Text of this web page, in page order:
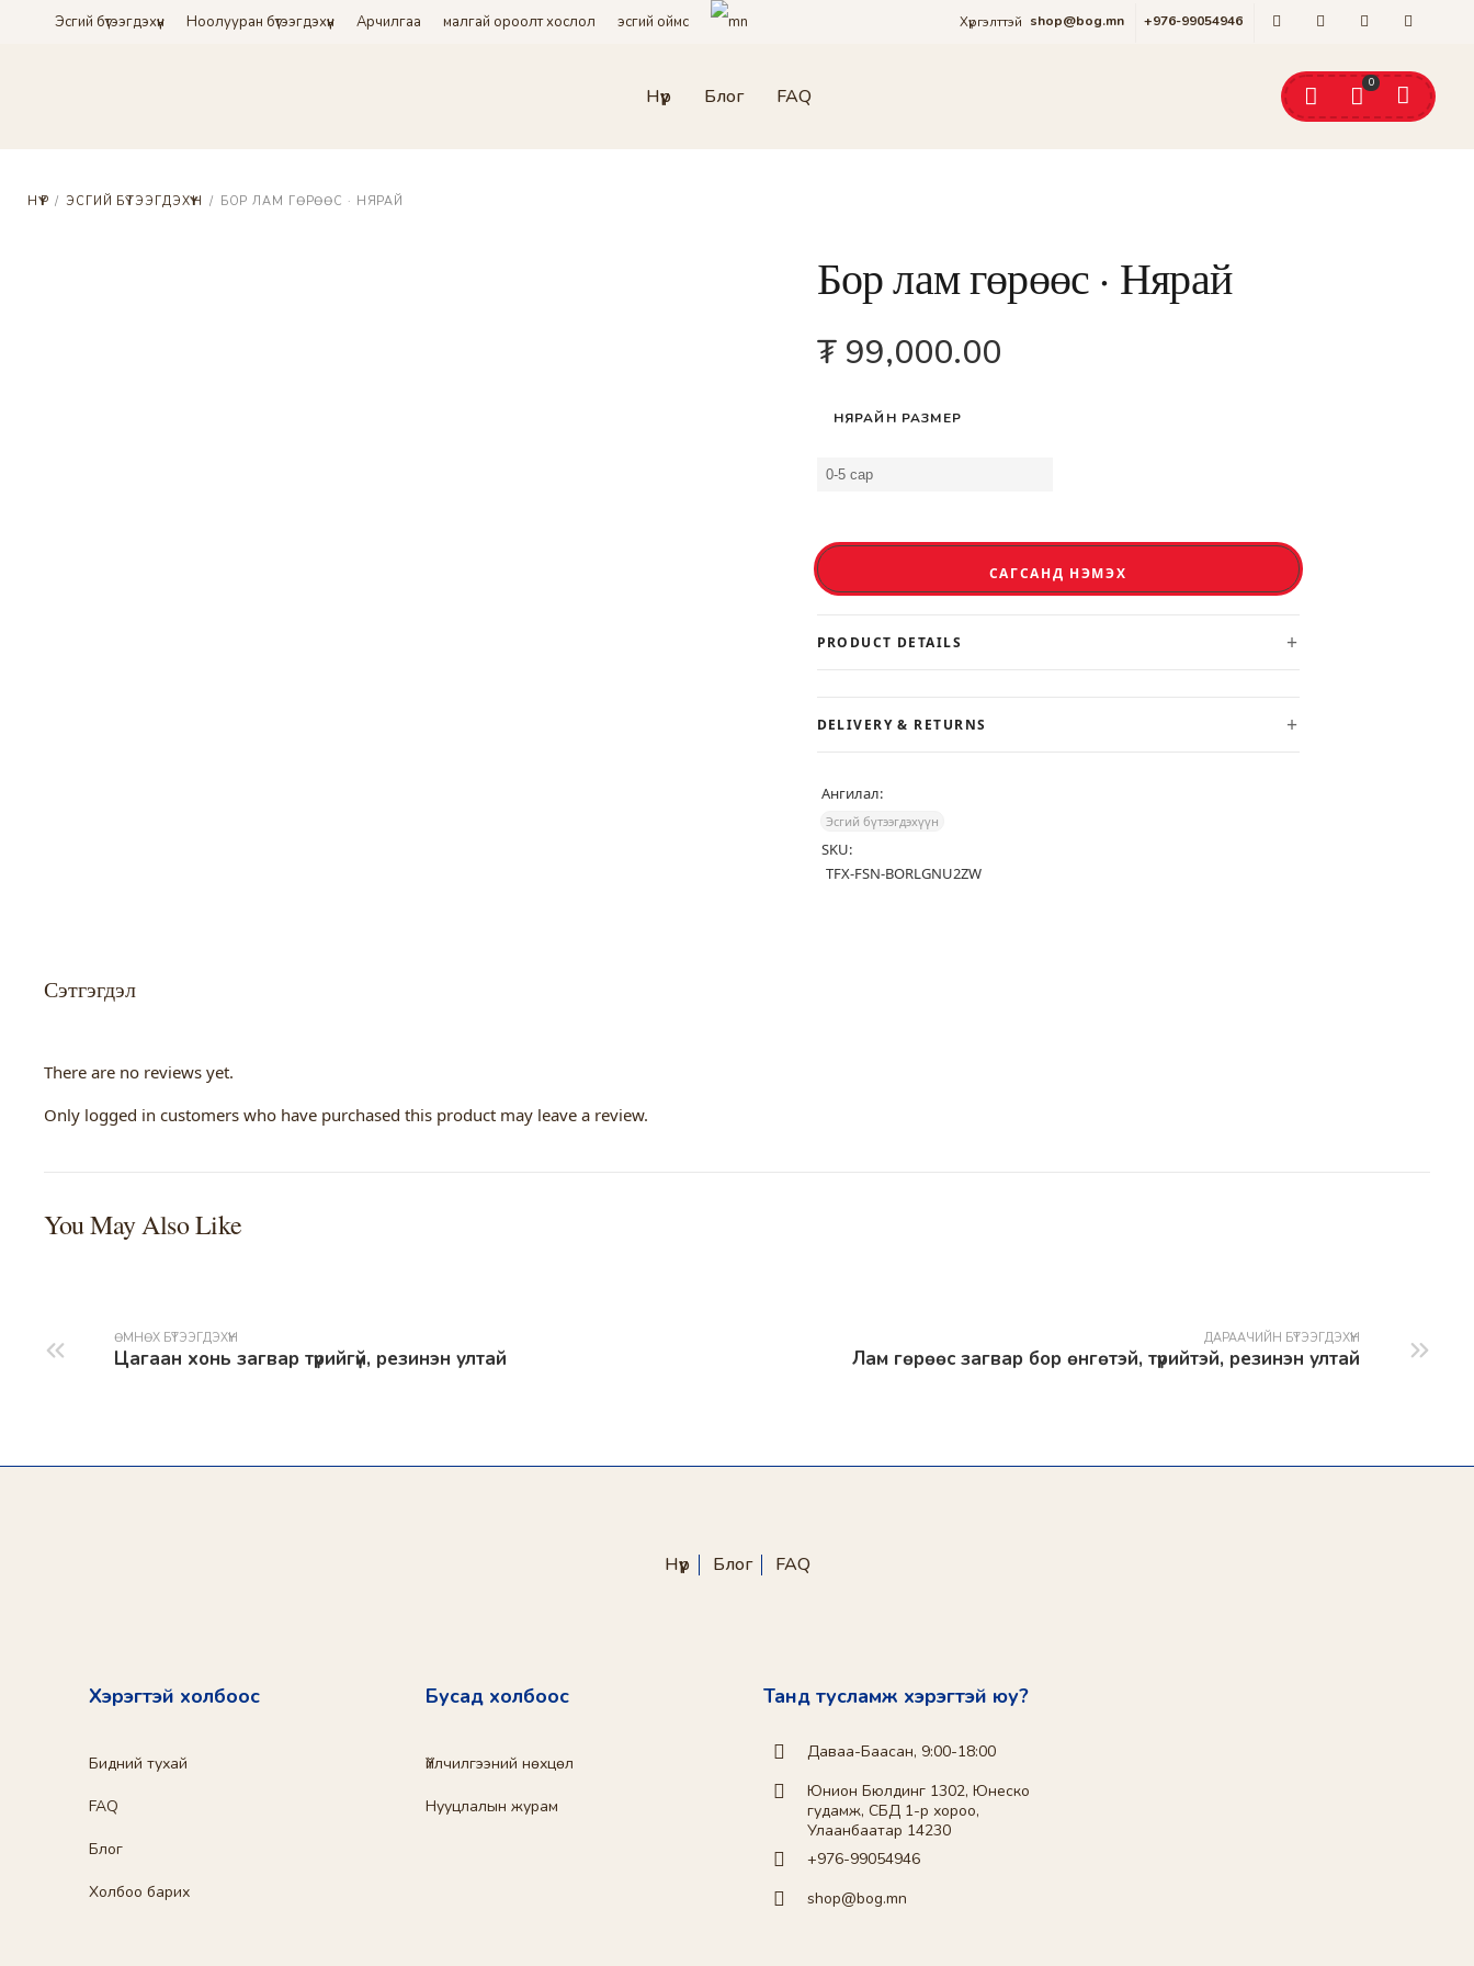
Хүргэлттэй shop@bog.mn +976-99054946
Эсгий бүтээгдэхүүн Ноолууран бүтээгдэхүүн Арчилгаа малгай ороолт хослол эсгий оймс
0
A link to set a new password will be sent to your email
Бүртгүүлэхэд ашиглагдаж буй таны өгөгдөл буюу мэдээлэл
Нүүр Блог FAQ
НҮҮР / ЭСГИЙ БҮТЭЭГДЭХҮҮН / БОР ЛАМ ГӨРӨӨС · НЯРАЙ
Бор лам гөрөөс · Нярай
₮99,000.00
НЯРАЙН РАЗМЕР
САГСАНД НЭМЭХ
PRODUCT DETAILS +
DELIVERY & RETURNS +
Ангилал:
Эсгий бүтээгдэхүүн
SKU:
TFX-FSN-BORLGNU2ZW
Сэтгэгдэл
There are no reviews yet.
Only logged in customers who have purchased this product may leave a review.
You May Also Like
ӨМНӨХ БҮТЭЭГДЭХҮҮН
Цагаан хонь загвар түрийгүй, резинэн ултай
ДАРААЧИЙН БҮТЭЭГДЭХҮҮН
Лам гөрөөс загвар бор өнгөтэй, түрийтэй, резинэн ултай
Нүүр Блог FAQ
Хэрэгтэй холбоос
Бидний тухай
FAQ
Блог
Холбоо барих
Бусад холбоос
Үйлчилгээний нөхцөл
Нууцлалын журам
Танд тусламж хэрэгтэй юу?
Даваа-Баасан, 9:00-18:00
Юнион Бюлдинг 1302, Юнеско
гудамж, СБД 1-р хороо,
Улаанбаатар 14230
+976-99054946
shop@bog.mn